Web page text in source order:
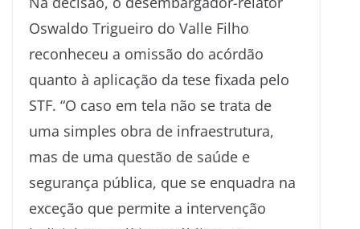
Oswaldo Trigueiro do Valle Filho
reconheceu a omissão do acórdão
quanto à aplicação da tese fixada pelo
STF. “O caso em tela não se trata de
uma simples obra de infraestrutura,
mas de uma questão de saúde e
segurança pública, que se enquadra na
exceção que permite a intervenção